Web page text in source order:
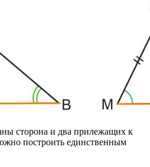
сторона и два прилежащих к
построить единственным